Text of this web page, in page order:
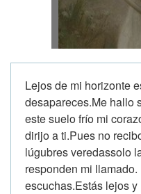
Lejos de mi horizonte
desapareces.Me hallo
este suelo frío mi
dirijo a ti.Pues no
lúgubres veredassolo
responden mi
escuchas.Estás lejos